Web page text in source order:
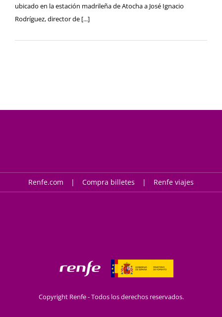
ubicado en la estación madrileña de Atocha a José Ignacio
Rodríguez, director de [...]
Renfe.com Compra billetes Renfe viajes
Copyright Renfe - Todos los derechos reservados.